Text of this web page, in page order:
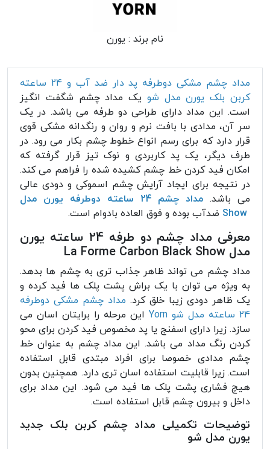
نام برند : یورن
مداد چشم مشکی دوطرفه پد دار ضد آب و 24 ساعته
کربن بلک یورن مدل شو یک مداد چشم شگفت انگیز
است. این مداد دارای طراحی دو طرفه می باشد. در یک
سر آن، مدادی با بافت نرم و روان و رنگدانه مشکی قوی
قرار دارد که برای رسم انواع خطوط چشم بکار می رود. در
طرف دیگر، یک پد کاربردی و نوک تیز قرار گرفته که
امکان فید کردن خط چشم کشیده شده را فراهم می کند.
در نتیجه برای ایجاد آرایش چشم اسموکی و دودی عالی
می باشد.
مداد چشم 24 ساعته دوطرفه یورن مدل
ضدآب بوده و فوق العاده بادوام است.
معرفی مداد چشم دو طرفه 24 ساعته یورن
مدل La Forme Carbon Black Show
مداد چشم می تواند ظاهر جذاب تری به چشم ها بدهد.
به ویژه می توان با یک براش پشت پلک ها فید کرده و
یک ظاهر دودی زیبا خلق کرد. مداد چشم مشکی دوطرفه
24 ساعته مدل شو Yorn
این مرحله را برایتان اسان می
سازد. زیرا دارای اسفنج یا پد مخصوص فید کردن برای محو
کردن رنگ مداد می باشد. این مداد چشم به عنوان خط
چشم مدادی خصوصا برای افراد مبتدی قابل استفاده
است. زیرا قابلیت استفاده اسان تری دارد. همچنین بدون
هیچ فشاری پشت پلک ها فید می شود. این مداد برای
داخل و بیرون چشم قابل استفاده است.
توضیحات تکمیلی مداد چشم کربن بلک جدید
یورن مدل شو